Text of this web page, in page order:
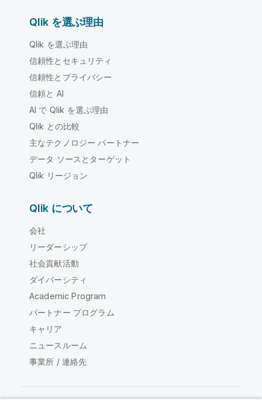
Qlik を選ぶ理由
Qlik を選ぶ理由
信頼性とセキュリティ
信頼性とプライバシー
信頼と AI
AI で Qlik を選ぶ理由
Qlik との比較
主なテクノロジー パートナー
データ ソースとターゲット
Qlik リージョン
Qlik について
会社
リーダーシップ
社会貢献活動
ダイバーシティ
Academic Program
パートナー プログラム
キャリア
ニュースルーム
事業所 / 連絡先